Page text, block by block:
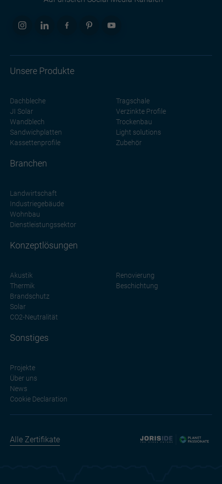
Unsere Produkte
Dachbleche
JI Solar
Wandblech
Sandwichplatten
Kassettenprofile
Tragschale
Verzinkte Profile
Trockenbau
Light solutions
Zubehör
Branchen
Landwirtschaft
Industriegebäude
Wohnbau
Dienstleistungssektor
Konzeptlösungen
Akustik
Thermik
Brandschutz
Solar
CO2-Neutralität
Renovierung
Beschichtung
Sonstiges
Projekte
Über uns
News
Cookie Declaration
Alle Zertifikate